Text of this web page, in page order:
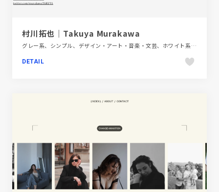
村川拓也｜Takuya Murakawa
グレー系、シンプル、デザイン・アート・音楽・文芸、ホワイト系、ポートフォリオ
DETAIL